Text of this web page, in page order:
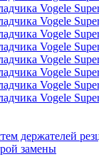
Vogele
Vogele
Vogele
Vogele
Vogele
Vogele
Vogele
Vogele
держателей
замены